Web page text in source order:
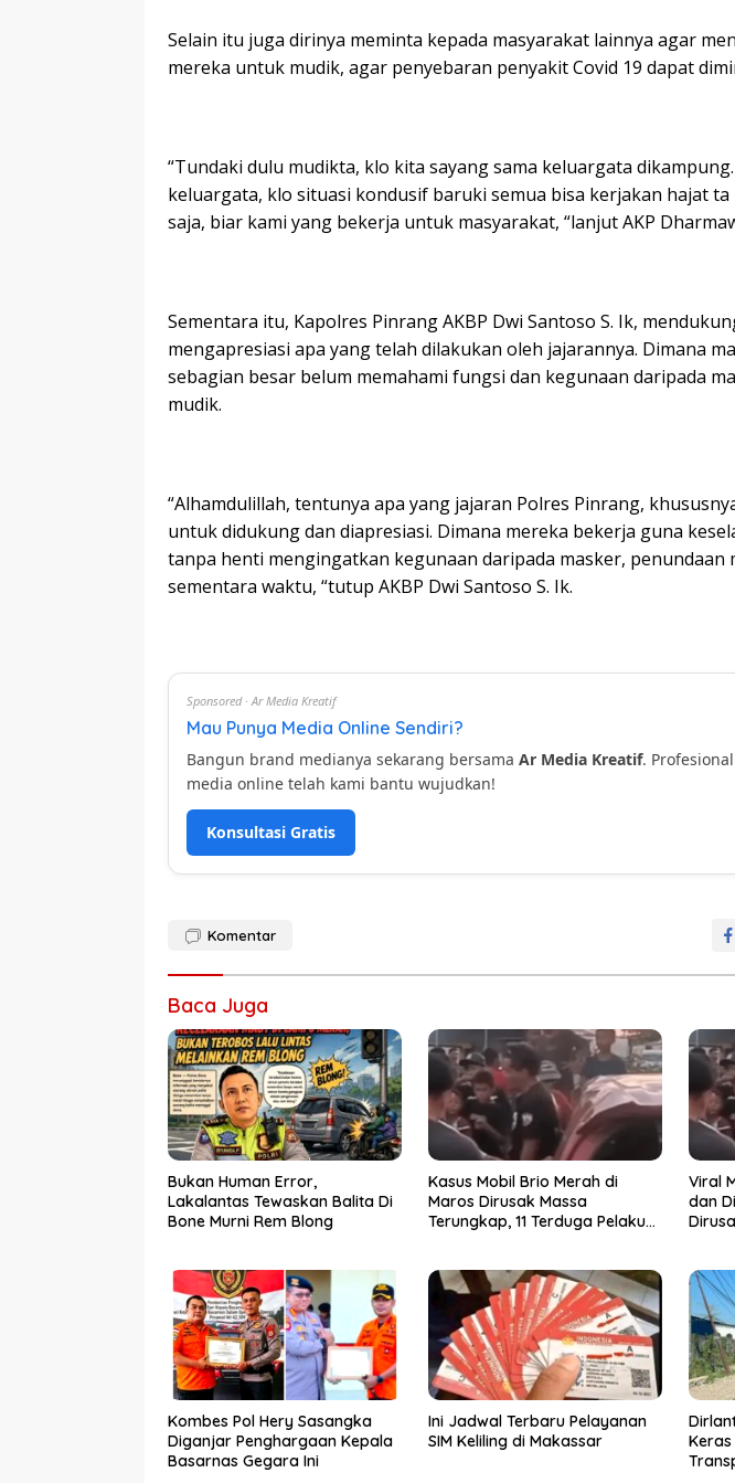
Selain itu juga dirinya meminta kepada masyarakat lainnya agar
mereka untuk mudik, agar penyebaran penyakit Covid 19 dapat
“Tundaki dulu mudikta, klo kita sayang sama keluargata
keluargata, klo situasi kondusif baruki semua bisa kerjakan hajat
saja, biar kami yang bekerja untuk masyarakat, “lanjut AKP
Sementara itu, Kapolres Pinrang AKBP Dwi Santoso S. Ik,
mengapresiasi apa yang telah dilakukan oleh jajarannya. Dimana
sebagian besar belum memahami fungsi dan kegunaan daripada
mudik.
“Alhamdulillah, tentunya apa yang jajaran Polres Pinrang,
untuk didukung dan diapresiasi. Dimana mereka bekerja guna
tanpa henti mengingatkan kegunaan daripada masker, penundaan
sementara waktu, “tutup AKBP Dwi Santoso S. Ik.
Sponsored · Ar Media Kreatif
Mau Punya Media Online Sendiri?
Bangun brand medianya sekarang bersama Ar Media Kreatif.
media online telah kami bantu wujudkan!
Konsultasi Gratis
Komentar
Baca Juga
Bukan Human Error,
Lakalantas Tewaskan Balita Di
Bone Murni Rem Blong
Kasus Mobil Brio Merah di
Maros Dirusak Massa
Terungkap, 11 Terduga Pelaku
Viral
dan
Kombes Pol Hery Sasangka
Diganjar Penghargaan Kepala
Basarnas Gegara Ini
Ini Jadwal Terbaru Pelayanan
SIM Keliling di Makassar
Keras